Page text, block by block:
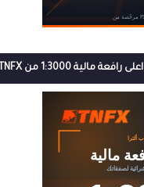
اعلى رافعة مالية 1:3000 من TNFX